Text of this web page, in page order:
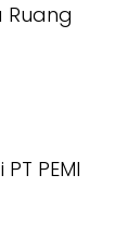
Ruang
PEMI